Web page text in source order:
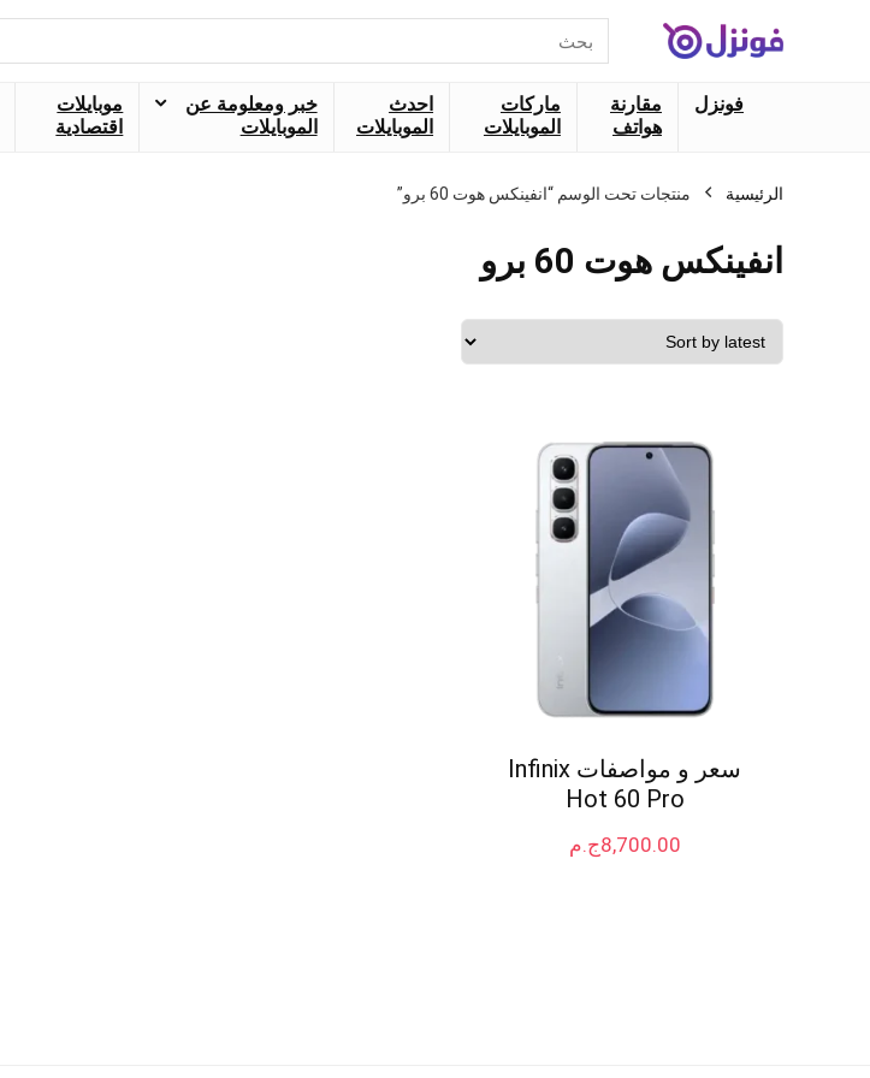
عن:
فونزل
مقارنة
هواتف
ماركات
الموبايلات
احدث
الموبايلات
خبر ومعلومة عن
الموبايلات
موبايلات
اقتصادية
الرئيسية منتجات تحت الوسم “انفينكس هوت 60 برو”
انفينكس هوت 60 برو
سعر و مواصفات Infinix
Hot 60 Pro
ج.م8,700.00